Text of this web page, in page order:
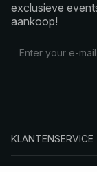
exclusieve
aankoop!
KLANTENSERVICE